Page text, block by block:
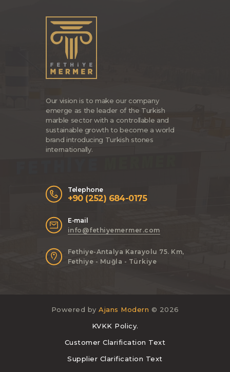
Our vision is to make our company
emerge as the leader of the Turkish
marble sector with a controllable and
sustainable growth to become a world
brand introducing Turkish stones
internationally.
Telephone
+90 (252) 684-0175
E-mail
info@fethiyemermer.com
Fethiye-Antalya Karayolu 75. Km,
Fethiye - Muğla - Türkiye
Powered by Ajans Modern © 2026
KVKK Policy.
Customer Clarification Text
Supplier Clarification Text